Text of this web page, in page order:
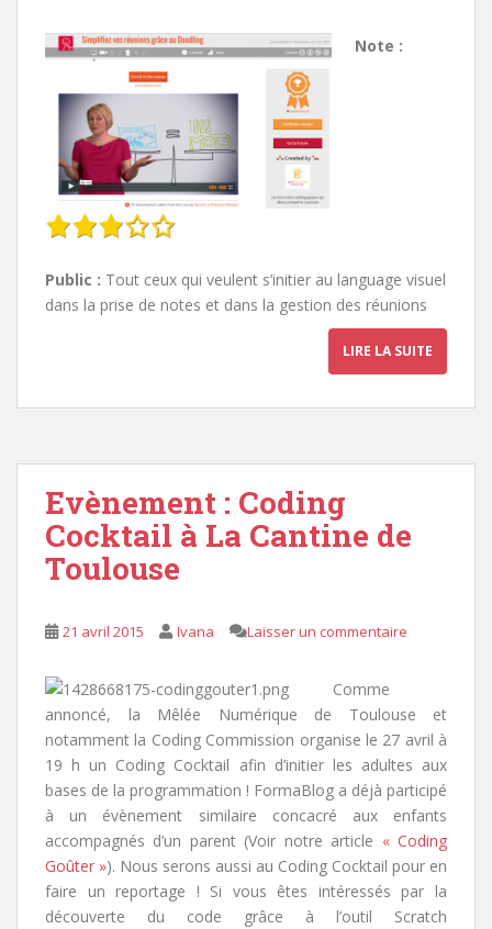
Note :
Public : Tout ceux qui veulent s’initier au language visuel
dans la prise de notes et dans la gestion des réunions
LIRE LA SUITE
Evènement : Coding
Cocktail à La Cantine de
Toulouse
21 avril 2015 Ivana Laisser un commentaire
Comme
annoncé, la Mêlée Numérique de Toulouse et
notamment la Coding Commission organise le 27 avril à
19 h un Coding Cocktail afin d’initier les adultes aux
bases de la programmation ! FormaBlog a déjà participé
à un évènement similaire concacré aux enfants
accompagnés d’un parent (Voir notre article « Coding
Goûter »). Nous serons aussi au Coding Cocktail pour en
faire un reportage ! Si vous êtes intéressés par la
découverte du code grâce à l’outil Scratch